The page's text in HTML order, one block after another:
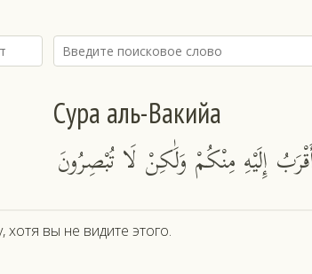
Сура аль-Вакийа
إِلَيْهِ مِنْكُمْ وَلَٰكِنْ لَا تُبْصِرُونَ
вы не видите этого.